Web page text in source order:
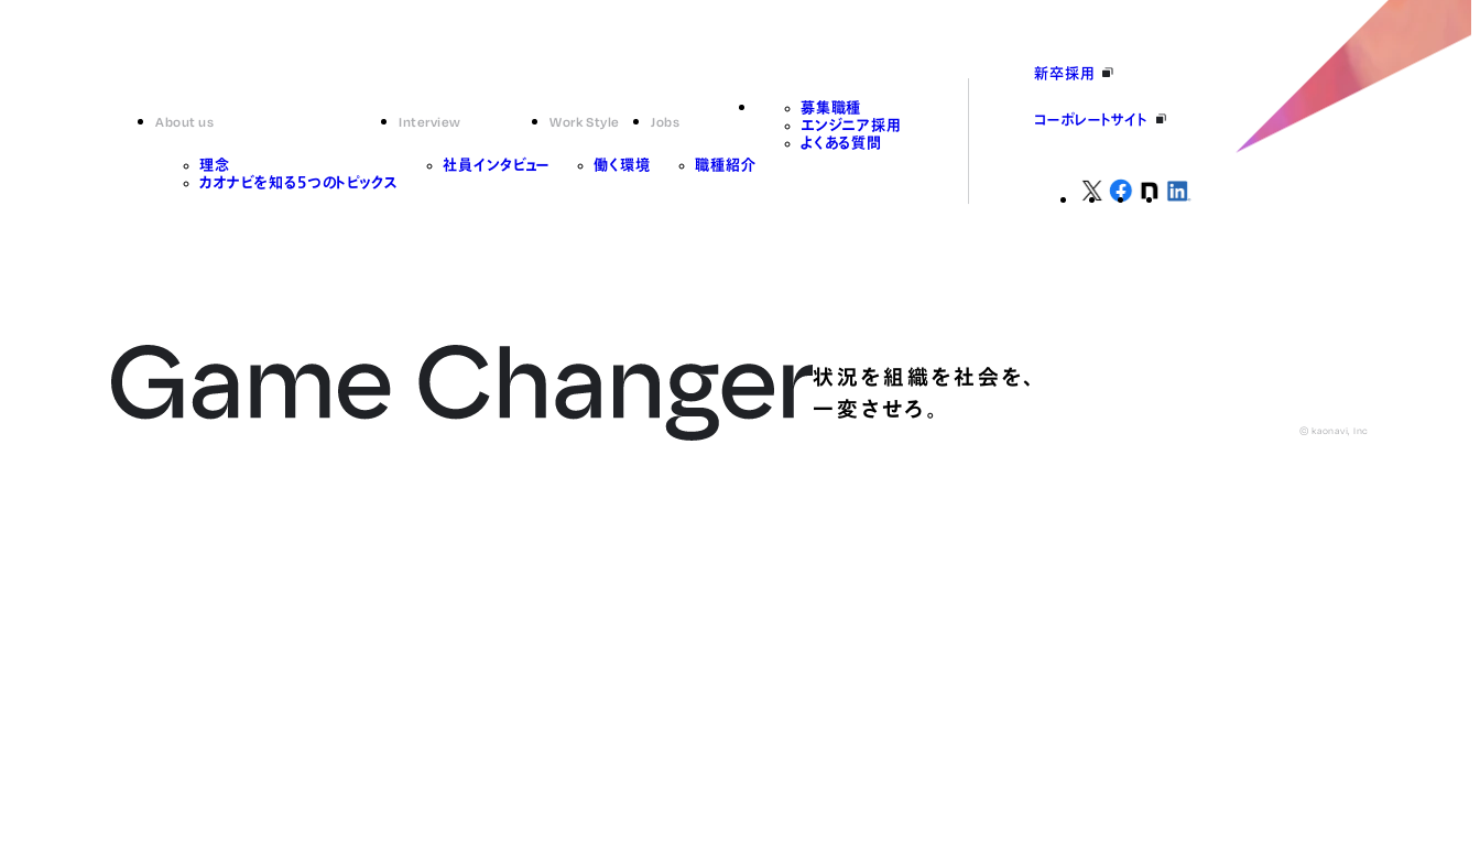
About us
理念
カオナビを知る5つのトピックス
Interview
社員インタビュー
Work Style
働く環境
Jobs
職種紹介
募集職種
エンジニア採用
よくある質問
新卒採用
コーポレートサイト
状況を組織を社会を、
一変させろ。
© kaonavi, Inc